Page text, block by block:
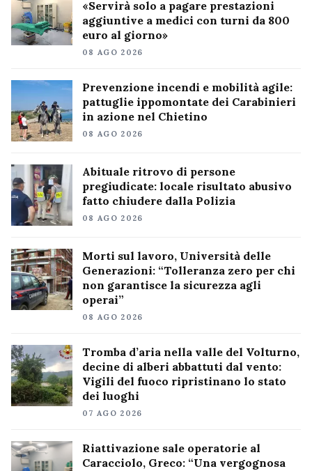
«Servirà solo a pagare prestazioni
aggiuntive a medici con turni da 800
euro al giorno»
08 AGO 2026
Prevenzione incendi e mobilità agile:
pattuglie ippomontate dei Carabinieri
in azione nel Chietino
08 AGO 2026
Abituale ritrovo di persone
pregiudicate: locale risultato abusivo
fatto chiudere dalla Polizia
08 AGO 2026
Morti sul lavoro, Università delle
Generazioni: “Tolleranza zero per chi
non garantisce la sicurezza agli
operai”
08 AGO 2026
Tromba d’aria nella valle del Volturno,
decine di alberi abbattuti dal vento:
Vigili del fuoco ripristinano lo stato
dei luoghi
07 AGO 2026
Riattivazione sale operatorie al
Caracciolo, Greco: “Una vergognosa